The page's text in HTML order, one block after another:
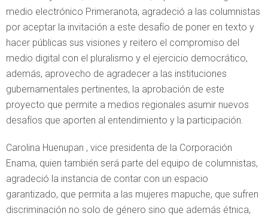
medio electrónico Primeranota, agradeció a las columnistas
por aceptar la invitación a este desafío de poner en texto y
hacer públicas sus visiones y reitero el compromiso del
medio digital con el pluralismo y el ejercicio democrático,
además, aprovecho de agradecer a las instituciones
gubernamentales pertinentes, la aprobación de este
proyecto que permite a medios regionales asumir nuevos
desafíos que aporten al entendimiento y la participación.
Carolina Huenupan , vice presidenta de la Corporación
Enama, quien también será parte del equipo de columnistas,
agradeció la instancia de contar con un espacio
garantizado, que permita a las mujeres mapuche, que sufren
discriminación no solo de género sino que además étnica,